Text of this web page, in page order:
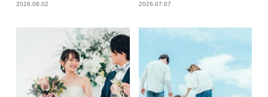
2026.08.02 2026.07.07